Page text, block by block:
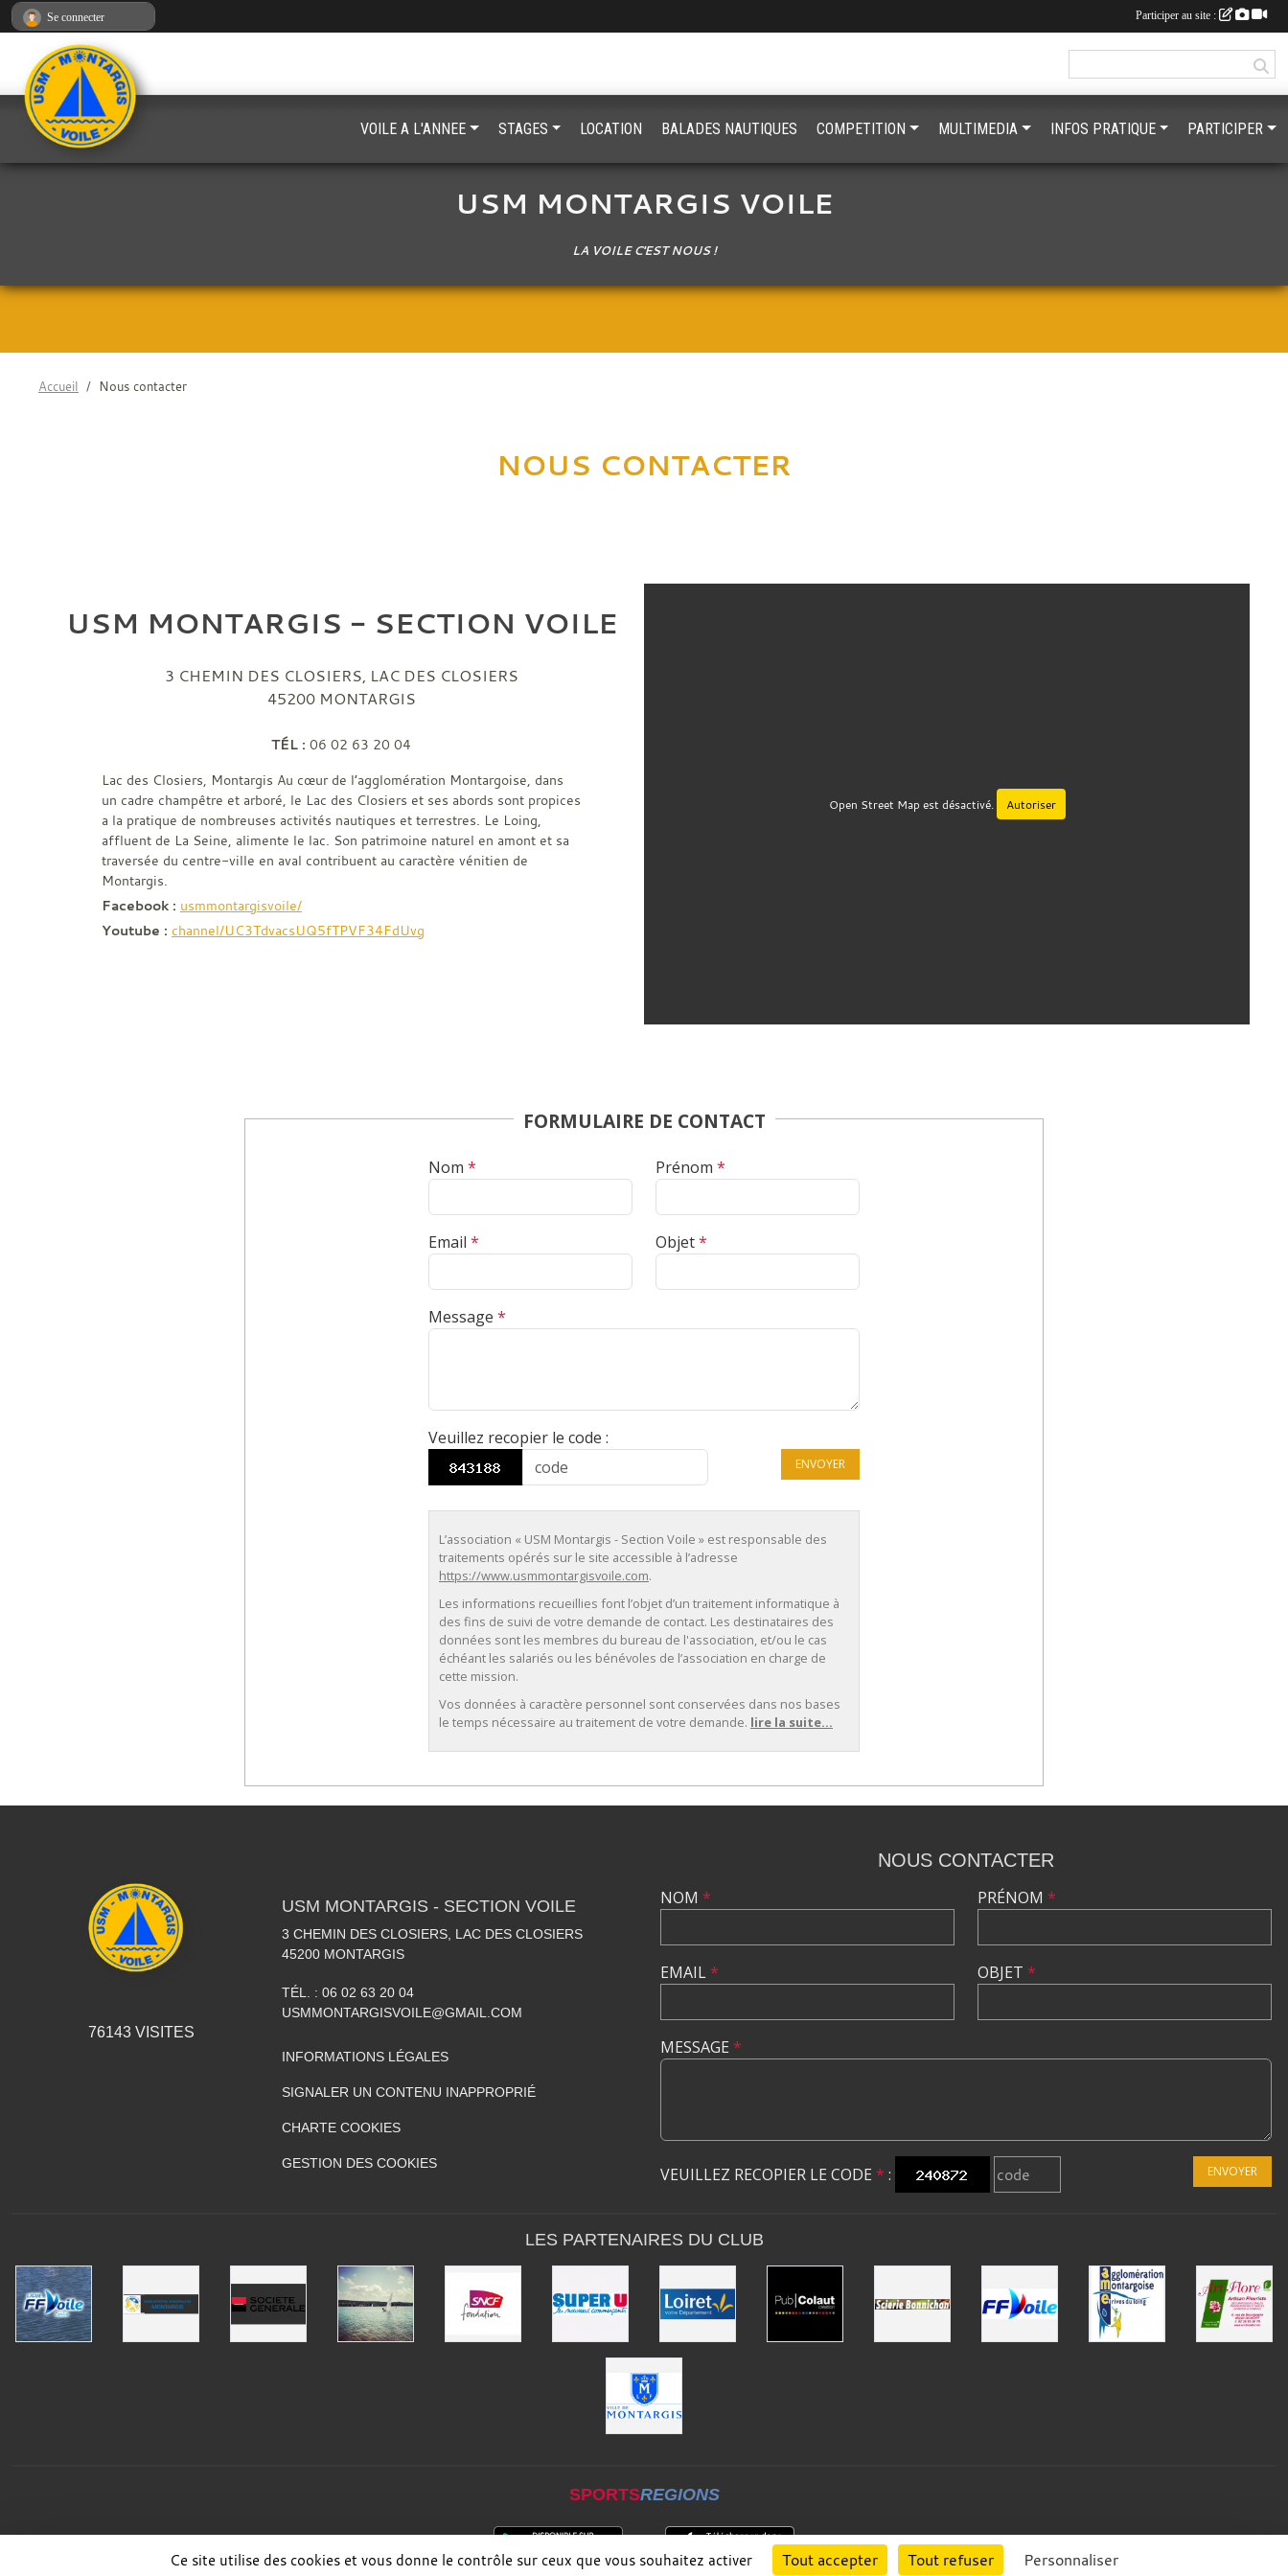
USM MONTARGIS VOILE
LA VOILE C'EST NOUS !
Accueil Nous contacter
NOUS CONTACTER
USM MONTARGIS - SECTION VOILE
3 CHEMIN DES CLOSIERS, LAC DES CLOSIERS
45200 MONTARGIS
TÉL : 06 02 63 20 04
Lac des Closiers, Montargis Au cœur de l’agglomération Montargoise, dans
un cadre champêtre et arboré, le Lac des Closiers et ses abords sont propices
a la pratique de nombreuses activités nautiques et terrestres. Le Loing,
affluent de La Seine, alimente le lac. Son patrimoine naturel en amont et sa
traversée du centre-ville en aval contribuent au caractère vénitien de
Montargis.
Facebook : usmmontargisvoile/
Youtube : channel/UC3TdvacsUQ5fTPVF34FdUvg
Open Street Map est désactivé. Autoriser
FORMULAIRE DE CONTACT
Nom * Prénom *
Email * Objet*
Message *
Veuillez recopier le code :
ENVOYER
L’association « USM Montargis - Section Voile » est responsable des
traitements opérés sur le site accessible à l’adresse
https://www.usmmontargisvoile.com.
Les informations recueillies font l’objet d’un traitement informatique à
des fins de suivi de votre demande de contact. Les destinataires des
données sont les membres du bureau de l'association, et/ou le cas
échéant les salariés ou les bénévoles de l’association en charge de
cette mission.
Vos données à caractère personnel sont conservées dans nos bases
le temps nécessaire au traitement de votre demande. lire la suite...
VOILE A L'ANNEE STAGES LOCATION BALADES NAUTIQUES COMPETITION MULTIMEDIA INFOS PRATIQUE PARTICIPER
76143VISITES
USM MONTARGIS - SECTION VOILE
3 CHEMIN DES CLOSIERS, LAC DES CLOSIERS
45200 MONTARGIS
TÉL. : 06 02 63 20 04
USMMONTARGISVOILE@GMAIL.COM
INFORMATIONS LÉGALES
SIGNALER UN CONTENU INAPPROPRIÉ
CHARTE COOKIES
GESTION DES COOKIES
NOUS CONTACTER
NOM *
EMAIL*
PRÉNOM *
OBJET *
MESSAGE *
VEUILLEZ RECOPIER LE CODE * : ENVOYER
LES PARTENAIRES DU CLUB
SPORTSREGIONS
Se connecter Participer au site :
Panneau de gestion des cookies
Ce site utilise des cookies et vous donne le contrôle sur ceux que vous souhaitez activer Tout accepter Tout refuser Personnaliser